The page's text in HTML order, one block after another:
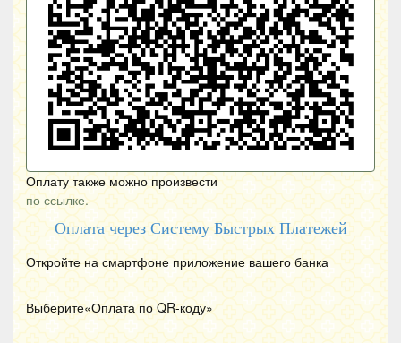
Оплату также можно произвести
по ссылке.
Оплата через Систему Быстрых Платежей
Откройте на смартфоне приложение вашего банка
Выберите«Оплата по QR-коду»